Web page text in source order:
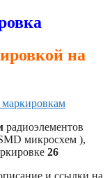
на
радиоэлементов
микросхем ),
26